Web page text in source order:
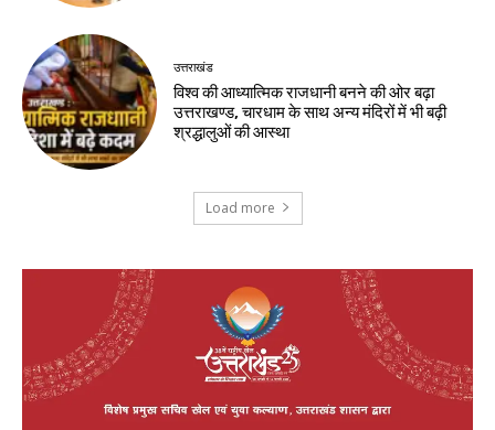
उत्तराखंड
विश्व की आध्यात्मिक राजधानी बनने की ओर बढ़ा
उत्तराखण्ड, चारधाम के साथ अन्य मंदिरों में भी बढ़ी
श्रद्धालुओं की आस्था
Load more